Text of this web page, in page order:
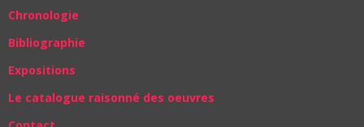
Chronologie
Bibliographie
Expositions
Le catalogue raisonné des oeuvres